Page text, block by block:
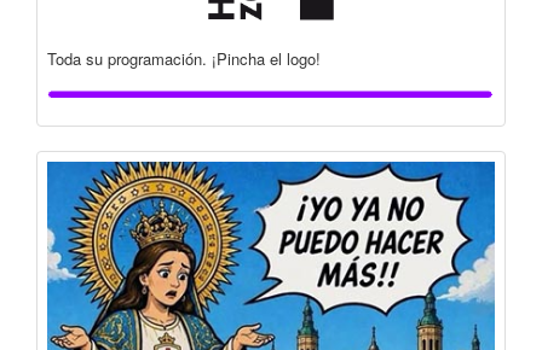
Toda su programación. ¡Pincha el logo!